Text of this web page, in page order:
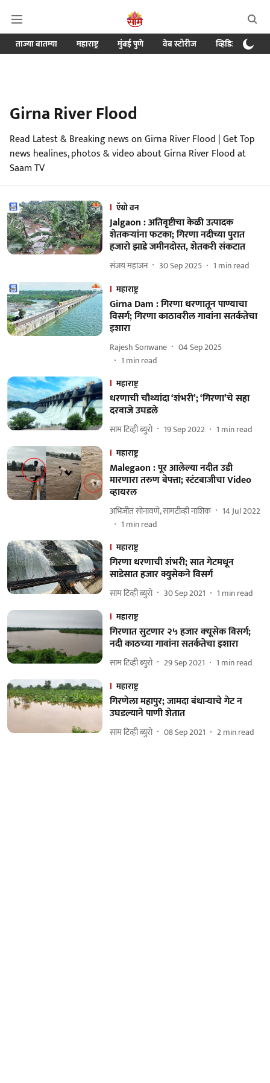
ताज्या बातम्या महाराष्ट्र मुंबई पुणे वेब स्टोरीज व्हिडिओ
Girna River Flood
Read Latest & Breaking news on Girna River Flood | Get Top
news healines, photos & video about Girna River Flood at
Saam TV
ऍग्रो वन
Jalgaon : अतिवृष्टीचा केळी उत्पादक
शेतकऱ्यांना फटका; गिरणा नदीच्या पुरात
हजारो झाडे जमीनदोस्त, शेतकरी संकटात
संजय महाजन 30 Sep 2025 1 min read
महाराष्ट्र
Girna Dam : गिरणा धरणातून पाण्याचा
विसर्ग; गिरणा काठावरील गावांना सतर्कतेचा
इशारा
Rajesh Sonwane
04 Sep 2025
1 min read
महाराष्ट्र
धरणाची चौथ्यांदा ‘शंभरी’; ‘गिरणा’चे सहा
दरवाजे उघडले
साम टिव्ही ब्युरो 19 Sep 2022 1 min read
महाराष्ट्र
Malegaon : पूर आलेल्या नदीत उडी
मारणारा तरुण बेपत्ता; स्टंटबाजीचा Video
व्हायरल
अभिजीत सोनावणे, सामटीव्ही नाशिक
14 Jul 2022
1 min read
महाराष्ट्र
गिरणा धरणाची शंभरी; सात गेटमधून
साडेसात हजार क्युसेकने विसर्ग
साम टिव्ही ब्युरो 30 Sep 2021 1 min read
महाराष्ट्र
गिरणात सुटणार २५ हजार क्‍यूसेक विसर्ग;
नदी काठच्‍या गावांना सतर्कतेचा इशारा
साम टिव्ही ब्युरो 29 Sep 2021 1 min read
महाराष्ट्र
गिरणेला महापुर; जामदा बंधाऱ्याचे गेट न
उघडल्याने पाणी शेतात
साम टिव्ही ब्युरो 08 Sep 2021 2min read